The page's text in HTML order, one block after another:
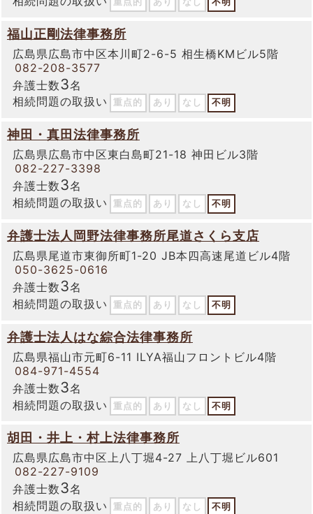
福山正剛法律事務所
広島県広島市中区本川町2-6-5 相生橋KMビル5階
082-208-3577
弁護士数3名
相続問題の取扱い
重点的 あり なし 不明
神田・真田法律事務所
広島県広島市中区東白島町21-18 神田ビル3階
082-227-3398
弁護士数3名
相続問題の取扱い
重点的 あり なし 不明
弁護士法人岡野法律事務所尾道さくら支店
広島県尾道市東御所町1-20 JB本四高速尾道ビル4階
050-3625-0616
弁護士数3名
相続問題の取扱い
重点的 あり なし 不明
弁護士法人はな綜合法律事務所
広島県福山市元町6-11 ILYA福山フロントビル4階
084-971-4554
弁護士数3名
相続問題の取扱い
重点的 あり なし 不明
胡田・井上・村上法律事務所
広島県広島市中区上八丁堀4-27 上八丁堀ビル601
082-227-9109
弁護士数3名
相続問題の取扱い
重点的 あり なし 不明